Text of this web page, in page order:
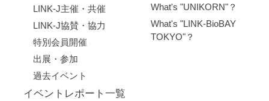
LINK-J主催・共催
LINK-J協賛・協力
特別会員開催
出展・参加
過去イベント
イベントレポート一覧
What's "UNIKORN"？
What's "LINK-BioBAY
TOKYO"？